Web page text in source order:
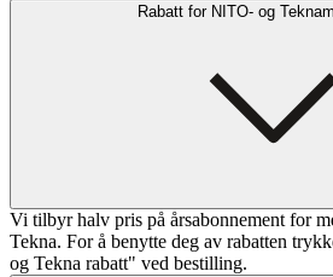
Rabatt for NITO- og
Vi tilbyr halv pris på årsabonnement for
Tekna. For å benytte deg av rabatten
og Tekna rabatt" ved bestilling.